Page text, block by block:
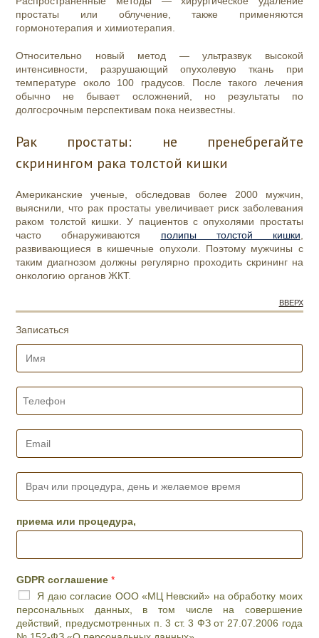
простаты или облучение, также применяются
гормонотерапия и химиотерапия.
Относительно новый метод — ультразвук высокой
интенсивности, разрушающий опухолевую ткань при
температуре около 100 градусов. После такого лечения
обычно не бывает осложнений, но результаты по
долгосрочным перспективам пока неизвестны.
Рак простаты: не пренебрегайте
скринингом рака толстой кишки
Американские ученые, обследовав более 2000 мужчин,
выяснили, что рак простаты увеличивает риск заболевания
раком толстой кишки. У пациентов с опухолями простаты
часто обнаруживаются полипы толстой кишки
развивающиеся в кишечные опухоли. Поэтому мужчины с
таким диагнозом должны регулярно проходить скрининг на
онкологию органов ЖКТ.
ВВЕРХ
Записаться
И
*
Т
е
о
н
E
i
*
В
ч
и
и
р
о
ц
е
приема или процедура,
GDPR соглашение*
Я даю согласие ООО «МЦ Невский» на обработку моих
персональных данных, в том числе на совершение
действий, предусмотренных п. 3 ст. 3 ФЗ от 27.07.2006 года